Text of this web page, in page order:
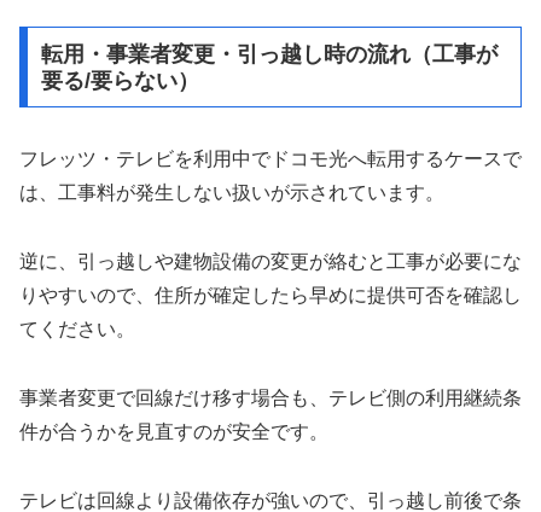
転用・事業者変更・引っ越し時の流れ（工事が
要る/要らない）
フレッツ・テレビを利用中でドコモ光へ転用するケースで
は、工事料が発生しない扱いが示されています。
逆に、引っ越しや建物設備の変更が絡むと工事が必要にな
りやすいので、住所が確定したら早めに提供可否を確認し
てください。
事業者変更で回線だけ移す場合も、テレビ側の利用継続条
件が合うかを見直すのが安全です。
テレビは回線より設備依存が強いので、引っ越し前後で条